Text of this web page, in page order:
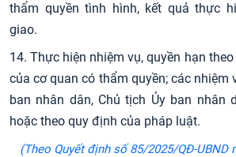
thẩm quyền tình hình, kết quả thực
giao.
14. Thực hiện nhiệm vụ, quyền hạn
của cơ quan có thẩm quyền; các nhiệm
ban nhân dân, Chủ tịch Ủy ban nhân
hoặc theo quy định của pháp luật.
(Theo Quyết định số 85/2025/QĐ-UBND